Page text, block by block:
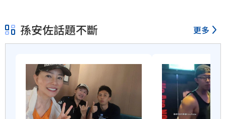
孫安佐話題不斷 更多